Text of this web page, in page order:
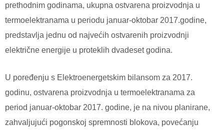
prethodnim godinama, ukupna ostvarena proizvodnja u
termoelektranama u periodu januar-oktobar 2017.godine,
predstavlja jednu od najvećih ostvarenih proizvodnji
električne energije u proteklih dvadeset godina.
U poređenju s Elektroenergetskim bilansom za 2017.
godinu, ostvarena proizvodnja u termoelektranama za
period januar-oktobar 2017. godine, je na nivou planirane,
zahvaljujući pogonskoj spremnosti blokova, povećanju